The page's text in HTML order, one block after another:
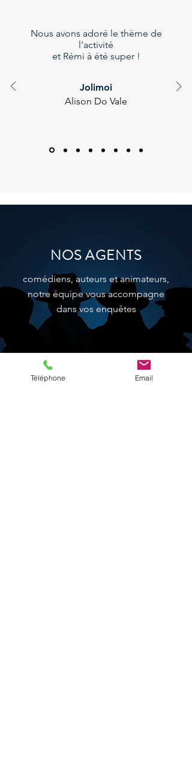
Nous avons adoré le thème de
l'activité
et Rémi à été super !
Jolimoi
Alison Do Vale
NOS AGENTS
comédiens, auteurs et animateurs,
notre équipe vous accompagne
dans vos enquêtes
Téléphone Email